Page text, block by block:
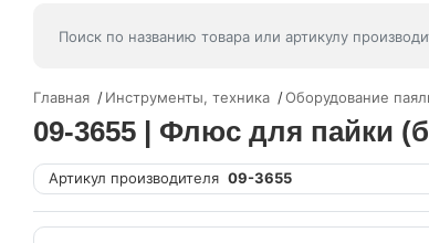
Главная Инструменты, техника Оборудование
09-3655 | Флюс для пайки
Артикул производителя 09-3655